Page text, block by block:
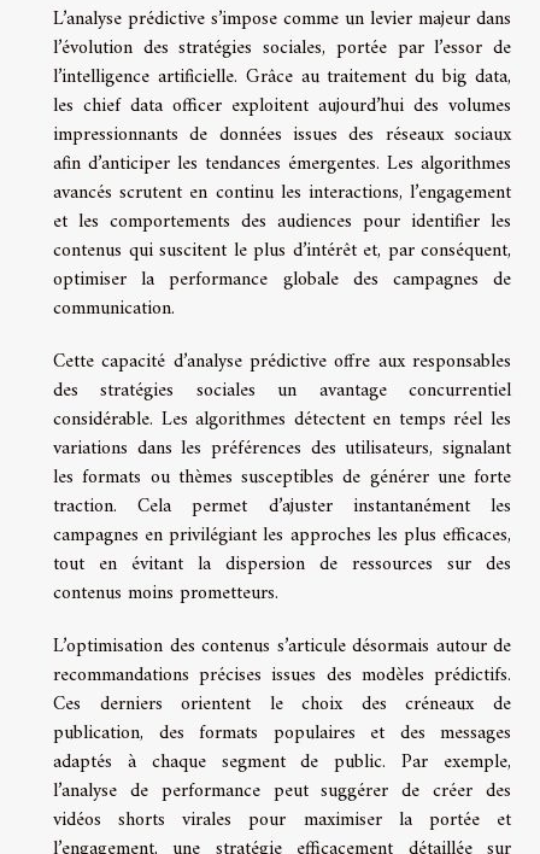
L’analyse prédictive s’impose comme un levier majeur dans
l’évolution des stratégies sociales, portée par l’essor de
l’intelligence artificielle. Grâce au traitement du big data,
les chief data officer exploitent aujourd’hui des volumes
impressionnants de données issues des réseaux sociaux
afin d’anticiper les tendances émergentes. Les algorithmes
avancés scrutent en continu les interactions, l’engagement
et les comportements des audiences pour identifier les
contenus qui suscitent le plus d’intérêt et, par conséquent,
optimiser la performance globale des campagnes de
communication.
Cette capacité d’analyse prédictive offre aux responsables
des stratégies sociales un avantage concurrentiel
considérable. Les algorithmes détectent en temps réel les
variations dans les préférences des utilisateurs, signalant
les formats ou thèmes susceptibles de générer une forte
traction. Cela permet d’ajuster instantanément les
campagnes en privilégiant les approches les plus efficaces,
tout en évitant la dispersion de ressources sur des
contenus moins prometteurs.
L’optimisation des contenus s’articule désormais autour de
recommandations précises issues des modèles prédictifs.
Ces derniers orientent le choix des créneaux de
publication, des formats populaires et des messages
adaptés à chaque segment de public. Par exemple,
l’analyse de performance peut suggérer de créer des
vidéos shorts virales pour maximiser la portée et